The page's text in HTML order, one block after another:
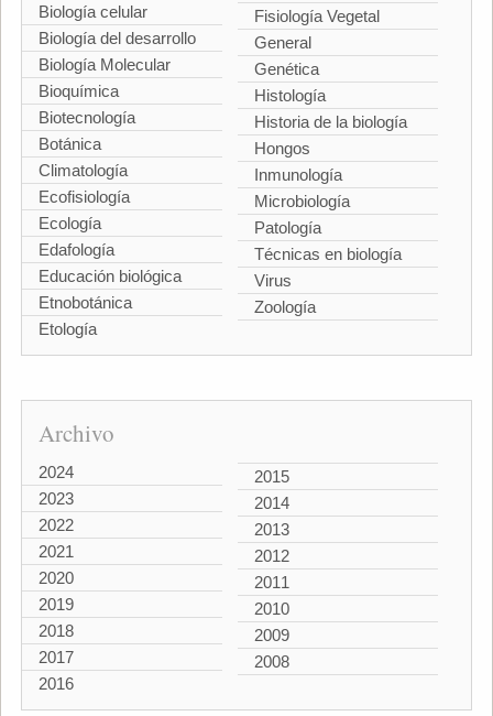
Biología celular
Biología del desarrollo
Biología Molecular
Bioquímica
Biotecnología
Botánica
Climatología
Ecofisiología
Ecología
Edafología
Educación biológica
Etnobotánica
Etología
Fisiología Vegetal
General
Genética
Histología
Historia de la biología
Hongos
Inmunología
Microbiología
Patología
Técnicas en biología
Virus
Zoología
Archivo
2024
2023
2022
2021
2020
2019
2018
2017
2016
2015
2014
2013
2012
2011
2010
2009
2008